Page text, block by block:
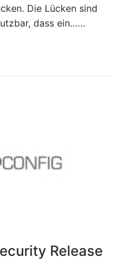
Die Lücken sind
dass ein……
Release